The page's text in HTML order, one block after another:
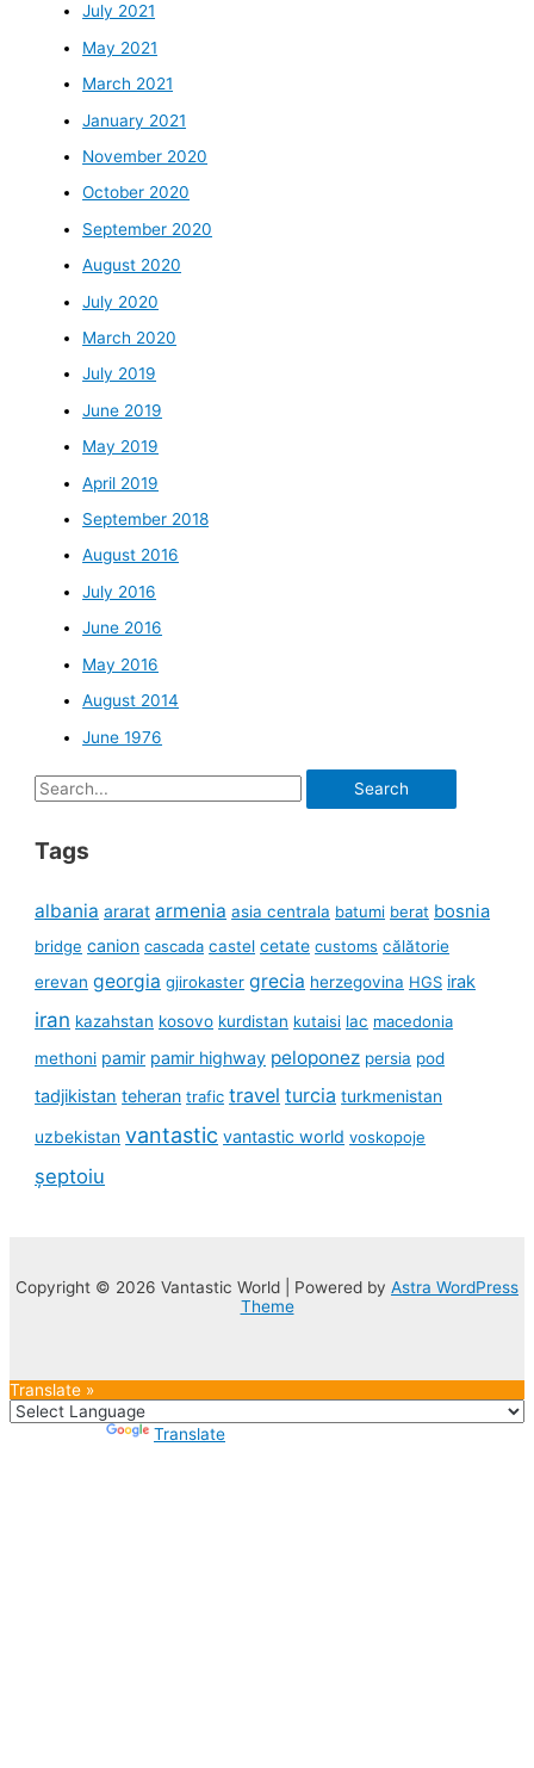
July 2021
May 2021
March 2021
January 2021
November 2020
October 2020
September 2020
August 2020
July 2020
March 2020
July 2019
June 2019
May 2019
April 2019
September 2018
August 2016
July 2016
June 2016
May 2016
August 2014
June 1976
Search
Tags
albania ararat armenia asia centrala batumi berat bosnia
bridge canion cascada castel cetate customs călătorie
erevan georgia gjirokaster grecia herzegovina HGS irak
iran kazahstan kosovo kurdistan kutaisi lac macedonia
methoni pamir pamir highway peloponez persia pod
tadjikistan teheran trafic travel turcia turkmenistan
uzbekistan vantastic vantastic world voskopoje
șeptoiu
Copyright © 2026 Vantastic World | Powered by Astra WordPress
Theme
Translate »
Translate